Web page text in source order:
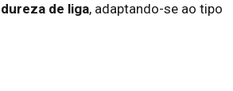
dureza de liga, adaptando-se ao tipo